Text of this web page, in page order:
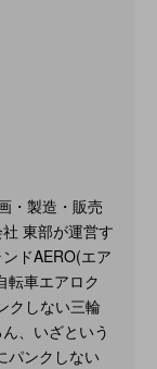
・製造・販売
東部が運営す
ドAERO(エア
転車エアロク
クしない三輪
、いざという
パンクしない